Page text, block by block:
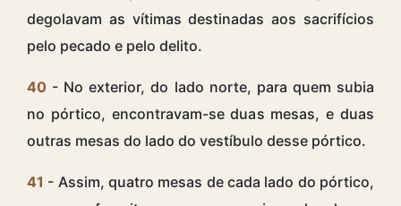
degolavam as vítimas destinadas aos sacrifícios
pelo pecado e pelo delito.
40 - No exterior, do lado norte, para quem subia
no pórtico, encontravam-se duas mesas, e duas
outras mesas do lado do vestíbulo desse pórtico.
41 - Assim, quatro mesas de cada lado do pórtico,